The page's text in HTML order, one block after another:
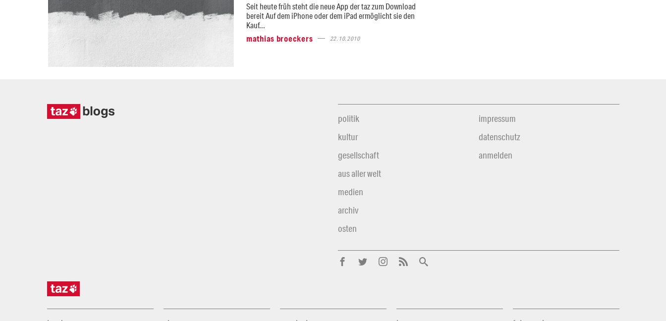
Seit heute früh steht die neue App der taz zum Download
bereit Auf dem iPhone oder dem iPad ermöglicht sie den
Kauf...
mathias broeckers
22.10.2010
politik
kultur
gesellschaft
aus aller welt
medien
archiv
osten
impressum
datenschutz
anmelden